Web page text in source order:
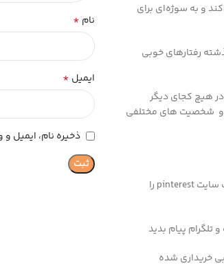
و به سوژه‌ای برای
رفتارهای خوبی
هیچ کجای دیگر
و شخصیت های مختلفی
اگر شما به دنبال ایده های جدید برای طراحی صورت عروسک ها هستید به شما وب سایت pinterest را
خریداری شده
نام *
ایمیل *
ذخیره نام، ایمیل